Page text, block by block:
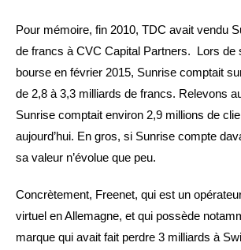
Pour mémoire, fin 2010, TDC avait vendu
de francs à CVC Capital Partners. Lors de
bourse en février 2015, Sunrise comptait
de 2,8 à 3,3 milliards de francs. Relevons
Sunrise comptait environ 2,9 millions de
aujourd’hui. En gros, si Sunrise compte
sa valeur n’évolue que peu.
Concrètement, Freenet, qui est un
virtuel en Allemagne, et qui possède
marque qui avait fait perdre 3 milliards à